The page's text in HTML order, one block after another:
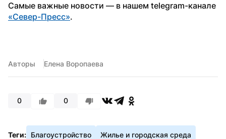
«Север-Пресс».
Авторы Елена Воропаева
0 0
Теги: Благоустройство Жилье и городская среда